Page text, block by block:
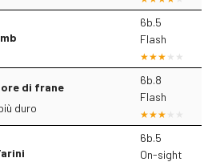
6b.5
Flash
di frane
duro
6b.8
Flash
6b.5
On-sight